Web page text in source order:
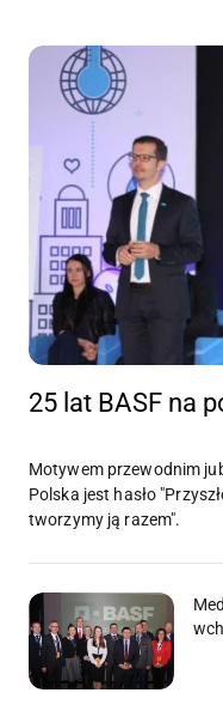
25 lat BASF na
Motywem przewodnim
Polska jest hasło
tworzymy ją razem".